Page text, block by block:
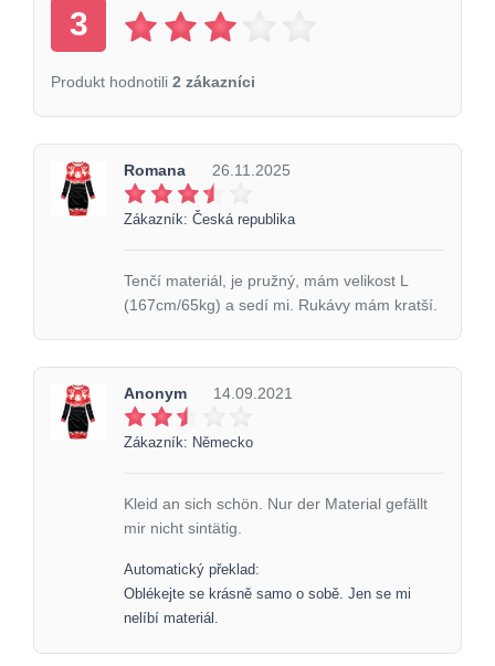
3
Produkt hodnotili 2 zákazníci
Romana 26.11.2025
Zákazník: Česká republika
Tenčí materiál, je pružný, mám velikost L
(167cm/65kg) a sedí mi. Rukávy mám kratší.
Anonym 14.09.2021
Zákazník: Německo
Kleid an sich schön. Nur der Material gefällt
mir nicht sintätig.
Automatický překlad:
Oblékejte se krásně samo o sobě. Jen se mi
nelíbí materiál.